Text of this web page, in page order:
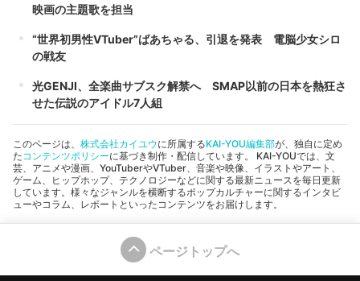
映画の主題歌を担当
“世界初男性VTuber”ばあちゃる、引退を発表 電脳少女シロ
の戦友
光GENJI、全楽曲サブスク解禁へ SMAP以前の日本を熱狂さ
せた伝説のアイドル7人組
このページは、 株式会社カイユウに所属するKAI-YOU編集部が、独自に定め
た コンテンツポリシーに基づき制作・配信しています。 KAI-YOUでは、文
芸、アニメや漫画、YouTuberやVTuber、音楽や映像、イラストやアート、
ゲーム、ヒップホップ、テクノロジーなどに関する最新ニュースを毎日更新
しています。様々なジャンルを横断するポップカルチャーに関するインタビ
ューやコラム、レポートといったコンテンツをお届けします。
ページトップへ